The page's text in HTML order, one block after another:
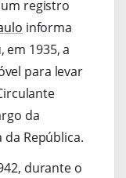
registro
informa
em 1935, a
para levar
da
da República.
durante o